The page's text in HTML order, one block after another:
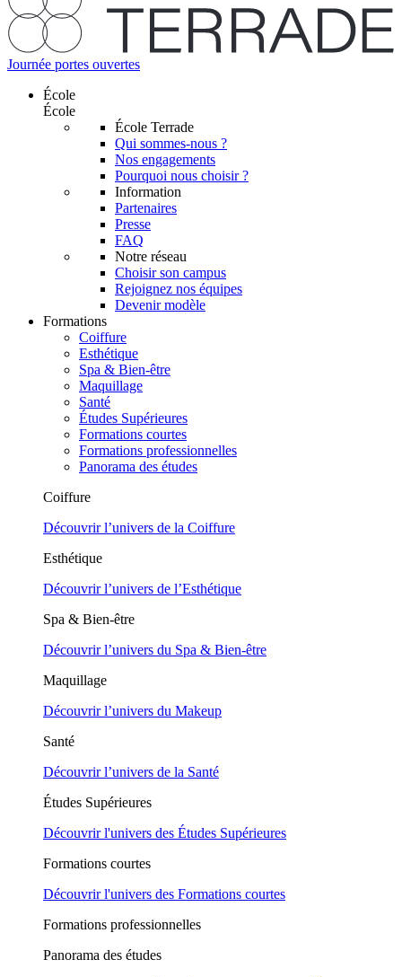
Journée portes ouvertes
École
École
École Terrade
Qui sommes-nous ?
Nos engagements
Pourquoi nous choisir ?
Information
Partenaires
Presse
FAQ
Notre réseau
Choisir son campus
Rejoignez nos équipes
Devenir modèle
Formations
Coiffure
Esthétique
Spa & Bien-être
Maquillage
Santé
Études Supérieures
Formations courtes
Formations professionnelles
Panorama des études
Coiffure
Découvrir l’univers de la Coiffure
Esthétique
Découvrir l’univers de l’Esthétique
Spa & Bien-être
Découvrir l’univers du Spa & Bien-être
Maquillage
Découvrir l’univers du Makeup
Santé
Découvrir l’univers de la Santé
Études Supérieures
Découvrir l'univers des Études Supérieures
Formations courtes
Découvrir l'univers des Formations courtes
Formations professionnelles
Panorama des études